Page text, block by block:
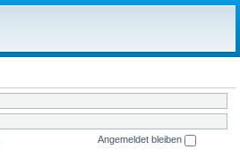
Angemeldet bleiben